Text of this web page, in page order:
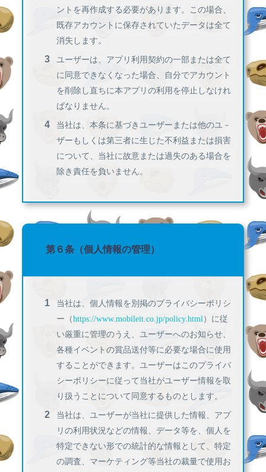
ントを再作成する必要があります。この場合、
既存アカウントに保存されていたデータは全て
消失します。
ユーザーは、アプリ利用契約の一部または全て
に同意できなくなった場合、自分でアカウント
を削除し直ちに本アプリの利用を停止しなけれ
ばなりません。
当社は、本条に基づきユーザーまたは他のユ－
ザーもしくは第三者に生じた不利益または損害
について、当社に故意または過失のある場合を
除き責任を負いません。
第６条（個人情報の管理）
当社は、個人情報を別掲のプライバシーポリシ
ー（https://www.mobileit.co.jp/policy.html）に従
い厳重に管理のうえ、ユーザーへのお知らせ、
各種イベントの賞品送付等に必要な場合に使用
することができます。ユーザーはこのプライバ
シーポリシーに従って当社がユーザー情報を取
り扱うことについて同意するものとします。
当社は、ユーザーが当社に提供した情報、アプ
リの利用状況などの情報、データ等を、個人を
特定できない形での統計的な情報として、特定
の調査、マーケティング等当社の裁量で使用お